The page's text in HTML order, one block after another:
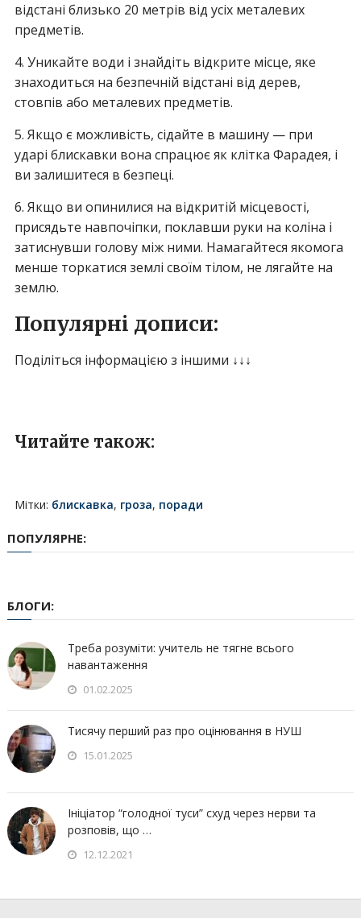
відстані близько 20 метрів від усіх металевих
предметів.
4. Уникайте води і знайдіть відкрите місце, яке
знаходиться на безпечній відстані від дерев,
стовпів або металевих предметів.
5. Якщо є можливість, сідайте в машину — при
ударі блискавки вона спрацює як клітка Фарадея, і
ви залишитеся в безпеці.
6. Якщо ви опинилися на відкритій місцевості,
присядьте навпочіпки, поклавши руки на коліна і
затиснувши голову між ними. Намагайтеся якомога
менше торкатися землі своїм тілом, не лягайте на
землю.
Популярні дописи:
Поділіться інформацією з іншими ↓↓↓
Читайте також:
Мітки: блискавка, гроза, поради
ПОПУЛЯРНЕ:
БЛОГИ:
Треба розуміти: учитель не тягне всього
навантаження
01.02.2025
Тисячу перший раз про оцінювання в НУШ
15.01.2025
Ініціатор “голодної туси” схуд через нерви та
розповів, що …
12.12.2021